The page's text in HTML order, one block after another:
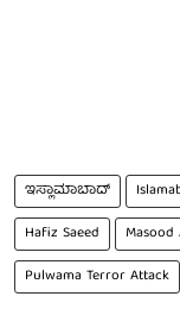
ಇಸ್ಲಾಮಾಬಾದ್
Hafiz Saeed
Pulwama Terror Attack